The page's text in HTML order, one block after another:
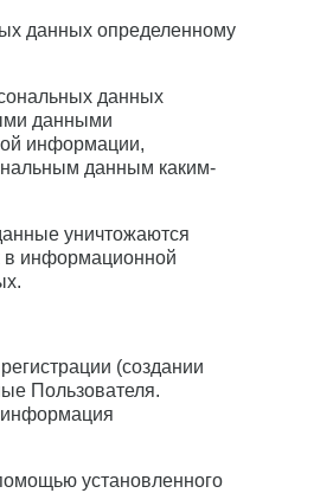
данных определенному
данных
данными
информации,
данным каким-
уничтожаются
в информационной
(создании
Пользователя.
установленного